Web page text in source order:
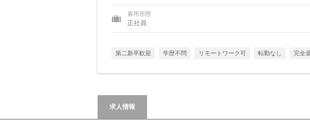
雇用形態
正社員
第二新卒歓迎 学歴不問 リモートワーク可 転勤なし 完全
求人情報